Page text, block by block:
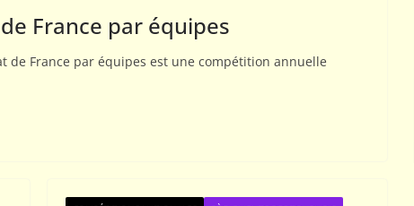
France par équipes
de France par équipes est une compétition annuelle
le jeu
01 ACTUALITÉS AJEC
Téléchargement bulletin